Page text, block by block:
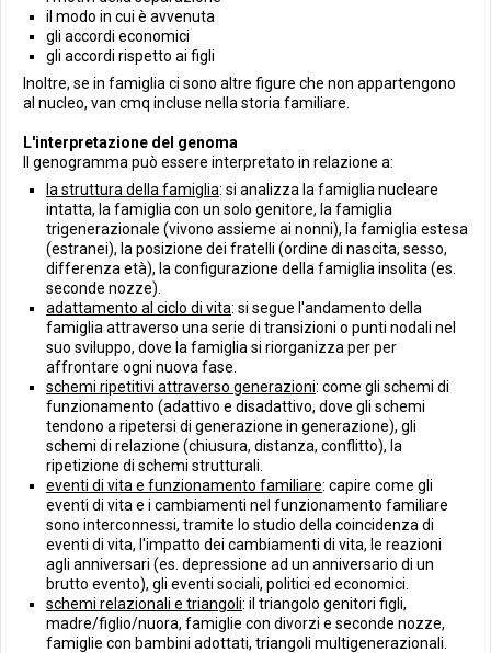
il modo in cui è avvenuta
gli accordi economici
gli accordi rispetto ai figli
Inoltre, se in famiglia ci sono altre figure che non appartengono
al nucleo, van cmq incluse nella storia familiare.
L'interpretazione del genoma
Il genogramma può essere interpretato in relazione a:
la struttura della famiglia: si analizza la famiglia nucleare
intatta, la famiglia con un solo genitore, la famiglia
trigenerazionale (vivono assieme ai nonni), la famiglia estesa
(estranei), la posizione dei fratelli (ordine di nascita, sesso,
differenza età), la configurazione della famiglia insolita (es.
seconde nozze).
adattamento al ciclo di vita: si segue l'andamento della
famiglia attraverso una serie di transizioni o punti nodali nel
suo sviluppo, dove la famiglia si riorganizza per per
affrontare ogni nuova fase.
schemi ripetitivi attraverso generazioni: come gli schemi di
funzionamento (adattivo e disadattivo, dove gli schemi
tendono a ripetersi di generazione in generazione), gli
schemi di relazione (chiusura, distanza, conflitto), la
ripetizione di schemi strutturali.
eventi di vita e funzionamento familiare: capire come gli
eventi di vita e i cambiamenti nel funzionamento familiare
sono interconnessi, tramite lo studio della coincidenza di
eventi di vita, l'impatto dei cambiamenti di vita, le reazioni
agli anniversari (es. depressione ad un anniversario di un
brutto evento), gli eventi sociali, politici ed economici.
schemi relazionali e triangoli: il triangolo genitori figli,
madre/figlio/nuora, famiglie con divorzi e seconde nozze,
famiglie con bambini adottati, triangoli multigenerazionali.